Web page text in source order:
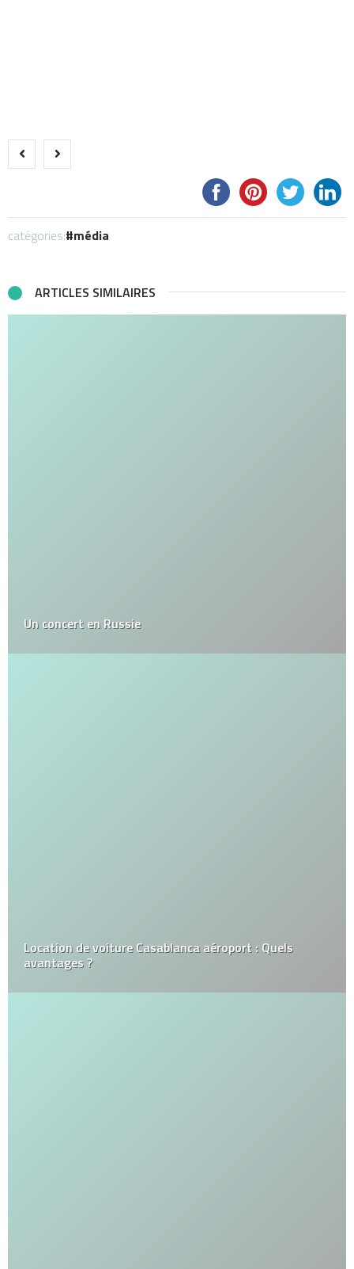
catégories: média
ARTICLES SIMILAIRES
Un concert en Russie
Location de voiture Casablanca aéroport : Quels
avantages ?